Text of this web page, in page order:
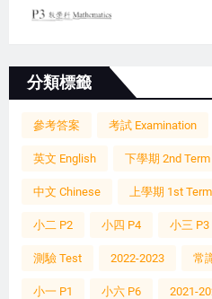
分類標籤
參考答案 考試 Examination
英文 English 下學期 2nd Term
中文 Chinese 上學期 1st Term
小二 P2 小四 P4 小三 P3
測驗 Test 2022-2023 常
小一 P1 小六 P6 2021-